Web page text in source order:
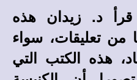
د. زيدان هذه
من تعليقات، سواء
هذه الكتب التي